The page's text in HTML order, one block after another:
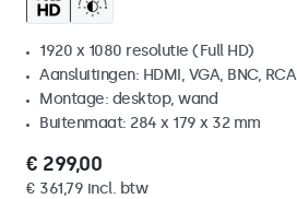
1920 x 1080 resolutie (Full HD)
Aansluitingen: HDMI, VGA, BNC, RCA
Montage: desktop, wand
Buitenmaat: 284 x 179 x 32 mm
€ 299,00
€ 361,79 incl. btw